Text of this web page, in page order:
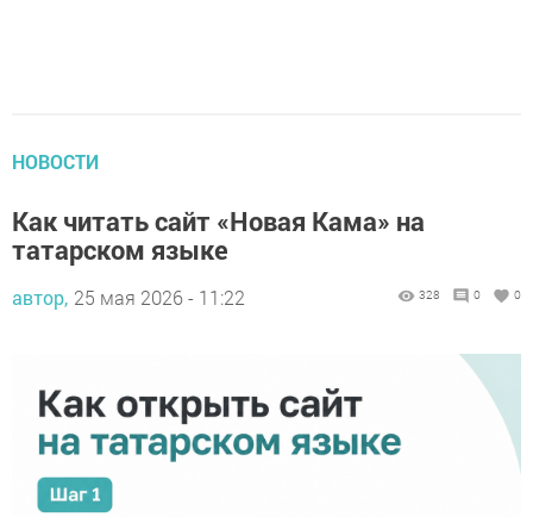
НОВОСТИ
Как читать сайт «Новая Кама» на
татарском языке
автор, 25 мая 2026 - 11:22 328 0 0